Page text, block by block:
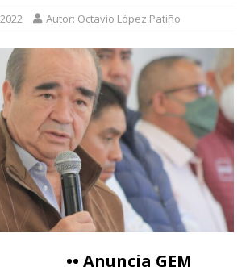
Autor: Octavio López Patiño
•• Anuncia GEM